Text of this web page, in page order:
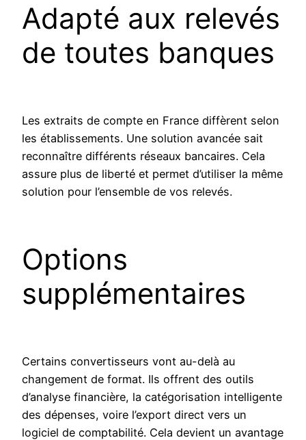
Adapté aux relevés
de toutes banques
Les extraits de compte en France diffèrent selon
les établissements. Une solution avancée sait
reconnaître différents réseaux bancaires. Cela
assure plus de liberté et permet d’utiliser la même
solution pour l’ensemble de vos relevés.
Options
supplémentaires
Certains convertisseurs vont au-delà au
changement de format. Ils offrent des outils
d’analyse financière, la catégorisation intelligente
des dépenses, voire l’export direct vers un
logiciel de comptabilité. Cela devient un avantage